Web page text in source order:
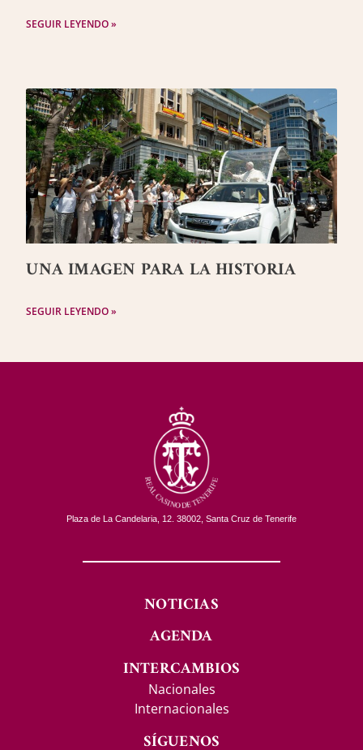
SEGUIR LEYENDO »
UNA IMAGEN PARA LA HISTORIA
SEGUIR LEYENDO »
Plaza de La Candelaria, 12. 38002, Santa Cruz de Tenerife
NOTICIAS
AGENDA
INTERCAMBIOS
Nacionales
Internacionales
SÍGUENOS